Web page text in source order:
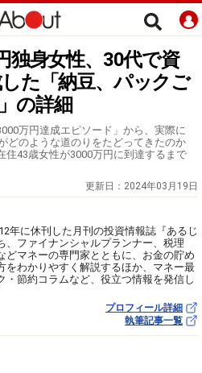
独身女性、30代で資
た「納豆、パックご
の詳細
万円達成エピソード」から、実際に
どのような道のりをたどってきたのか
住43歳女性が3000万円に到達するまで
更新日： 2024年03月19日
年に休刊した月刊の投資情報誌『あるじ
、ファイナンシャルプランナー、税理
どマネーの専門家とともに、お金の貯め
をわかりやすく解説するほか、マネー最
・節約コラムなど、役立つ情報を発信し
プロフィール詳細
執筆記事一覧